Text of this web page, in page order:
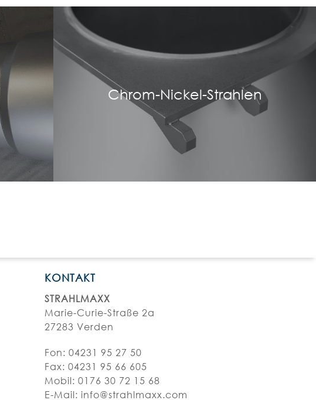
Chrom-Nickel-Strahlen
KONTAKT
STRAHLMAXX
Marie-Curie-Straße 2a
27283 Verden
Fon:04231 95 27 50
Fax: 04231 95 66 605
Mobil: 0176 30 72 15 68
E-Mail: info@strahlmaxx.com